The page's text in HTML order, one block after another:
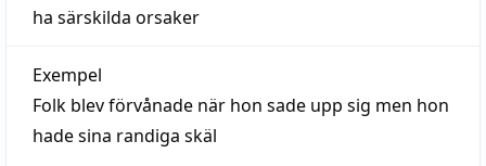
ha särskilda orsaker
Exempel
Folk blev förvånade när hon sade upp sig men hon
hade sina randiga skäl